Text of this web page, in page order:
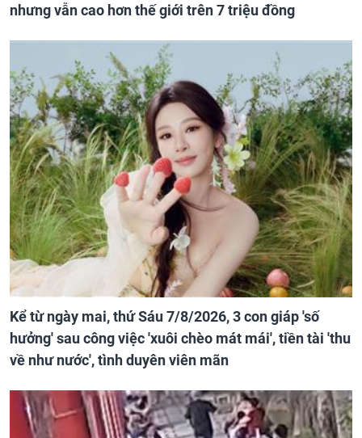
nhưng vẫn cao hơn thế giới trên 7 triệu đồng
Kể từ ngày mai, thứ Sáu 7/8/2026, 3 con giáp 'số
hưởng' sau công việc 'xuôi chèo mát mái', tiền tài 'thu
về như nước', tình duyên viên mãn